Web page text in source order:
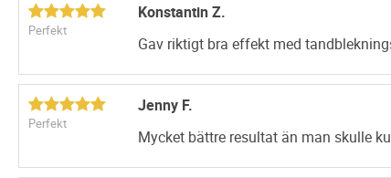
Perfekt
Konstantin Z.
Gav riktigt bra effekt med
Perfekt
Jenny F.
Mycket bättre resultat än man skulle